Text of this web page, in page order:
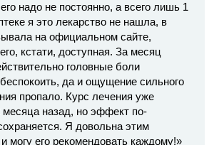
надо не постоянно, а всего лишь 1
я это лекарство не нашла, в
на официальном сайте,
кстати, доступная. За месяц
головные боли
да и ощущение сильного
пропало. Курс лечения уже
месяца назад, но эффект по-
Я довольна этим
могу его рекомендовать каждому!»